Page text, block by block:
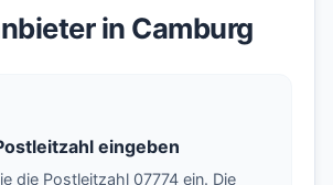
in Camburg
eingeben
die Postleitzahl 07774 ein. Die